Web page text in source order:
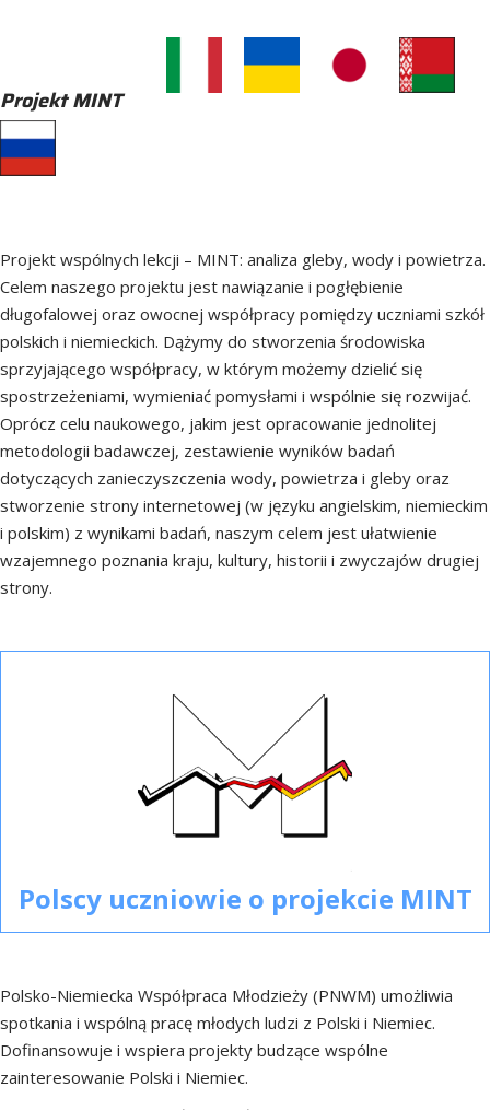
Projekt MINT
Projekt wspólnych lekcji – MINT: analiza gleby, wody i powietrza.
Celem naszego projektu jest nawiązanie i pogłębienie
długofalowej oraz owocnej współpracy pomiędzy uczniami szkół
polskich i niemieckich. Dążymy do stworzenia środowiska
sprzyjającego współpracy, w którym możemy dzielić się
spostrzeżeniami, wymieniać pomysłami i wspólnie się rozwijać.
Oprócz celu naukowego, jakim jest opracowanie jednolitej
metodologii badawczej, zestawienie wyników badań
dotyczących zanieczyszczenia wody, powietrza i gleby oraz
stworzenie strony internetowej (w języku angielskim, niemieckim
i polskim) z wynikami badań, naszym celem jest ułatwienie
wzajemnego poznania kraju, kultury, historii i zwyczajów drugiej
strony.
Polscy uczniowie o projekcie MINT
Polsko-Niemiecka Współpraca Młodzieży (PNWM) umożliwia
spotkania i wspólną pracę młodych ludzi z Polski i Niemiec.
Dofinansowuje i wspiera projekty budzące wspólne
zainteresowanie Polski i Niemiec.